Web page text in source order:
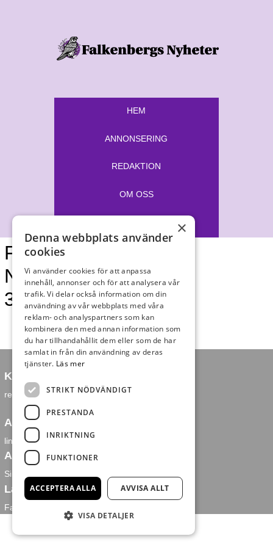
HEM
ANNONSERING
REDAKTION
OM OSS
Falkenbergs
Nyheter vecka
39
Kontakt
redaktion@falkenbergsnyheter.se
Annons och försäljning
linus@falkenbergsnyheter.se
Ansvarig utgivare
Simon Leppämäki
Länkar
Facebook
×
Denna webbplats använder
cookies
Vi använder cookies för att anpassa
innehåll, annonser och för att analysera vår
trafik. Vi delar också information om din
användning av vår webbplats med våra
reklam- och analyspartners som kan
kombinera den med annan information som
du har tillhandahållit dem eller som de har
samlat in från din användning av deras
tjänster. Läs mer
STRIKT NÖDVÄNDIGT
PRESTANDA
INRIKTNING
FUNKTIONER
ACCEPTERA ALLA AVVISA ALLT
VISA DETALJER